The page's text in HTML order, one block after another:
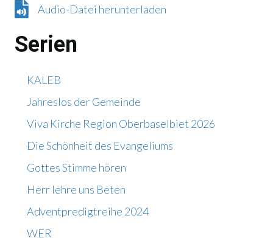
Audio-Datei herunterladen
Audio-Datei herunterladen
Serien
KALEB
Jahreslos der Gemeinde
Viva Kirche Region Oberbaselbiet 2026
Die Schönheit des Evangeliums
Gottes Stimme hören
Herr lehre uns Beten
Adventpredigtreihe 2024
WER